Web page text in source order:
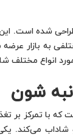
شده است. این
به بازار
انواع
شون
با تمرکز بر
می‌کند.